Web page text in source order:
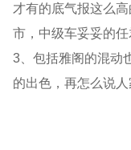
才有的底气报这么
市，中级车妥妥的任
3、包括雅阁的混动
的出色，再怎么说人